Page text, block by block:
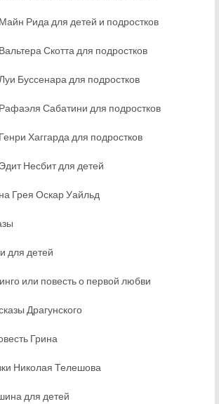
Рида для детей и подростков
Скотта для подростков
Буссенара для подростков
Сабатини для подростков
Хаггарда для подростков
Несбит для детей
Грея Оскар Уайльд
для детей
или повесть о первой любви
Драгунского
Грина
Николая Телешова
для детей